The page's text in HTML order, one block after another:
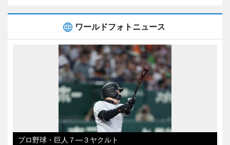
ワールドフォトニュース
プロ野球・巨人７―３ヤクルト